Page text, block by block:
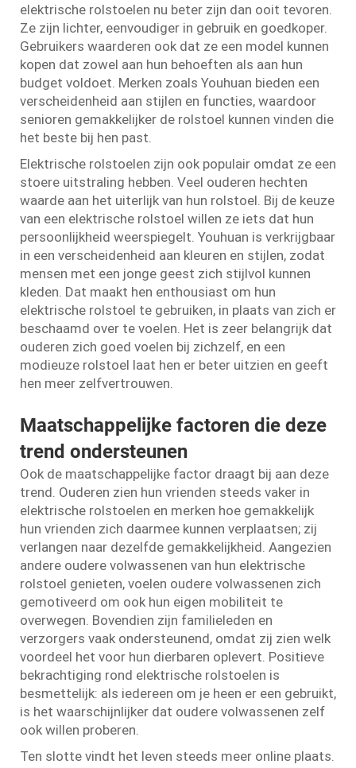
elektrische rolstoelen nu beter zijn dan ooit tevoren.
Ze zijn lichter, eenvoudiger in gebruik en goedkoper.
Gebruikers waarderen ook dat ze een model kunnen
kopen dat zowel aan hun behoeften als aan hun
budget voldoet. Merken zoals Youhuan bieden een
verscheidenheid aan stijlen en functies, waardoor
senioren gemakkelijker de rolstoel kunnen vinden die
het beste bij hen past.
Elektrische rolstoelen zijn ook populair omdat ze een
stoere uitstraling hebben. Veel ouderen hechten
waarde aan het uiterlijk van hun rolstoel. Bij de keuze
van een elektrische rolstoel willen ze iets dat hun
persoonlijkheid weerspiegelt. Youhuan is verkrijgbaar
in een verscheidenheid aan kleuren en stijlen, zodat
mensen met een jonge geest zich stijlvol kunnen
kleden. Dat maakt hen enthousiast om hun
elektrische rolstoel te gebruiken, in plaats van zich er
beschaamd over te voelen. Het is zeer belangrijk dat
ouderen zich goed voelen bij zichzelf, en een
modieuze rolstoel laat hen er beter uitzien en geeft
hen meer zelfvertrouwen.
Maatschappelijke factoren die deze
trend ondersteunen
Ook de maatschappelijke factor draagt bij aan deze
trend. Ouderen zien hun vrienden steeds vaker in
elektrische rolstoelen en merken hoe gemakkelijk
hun vrienden zich daarmee kunnen verplaatsen; zij
verlangen naar dezelfde gemakkelijkheid. Aangezien
andere oudere volwassenen van hun elektrische
rolstoel genieten, voelen oudere volwassenen zich
gemotiveerd om ook hun eigen mobiliteit te
overwegen. Bovendien zijn familieleden en
verzorgers vaak ondersteunend, omdat zij zien welk
voordeel het voor hun dierbaren oplevert. Positieve
bekrachtiging rond elektrische rolstoelen is
besmettelijk: als iedereen om je heen er een gebruikt,
is het waarschijnlijker dat oudere volwassenen zelf
ook willen proberen.
Ten slotte vindt het leven steeds meer online plaats.